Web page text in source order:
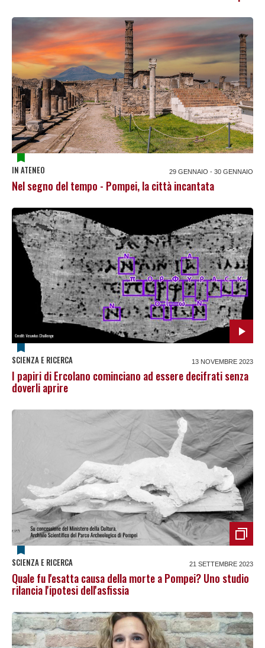
IN ATENEO 29 GENNAIO - 30 GENNAIO
Nel segno del tempo - Pompei, la città incantata
SCIENZA E RICERCA 13 NOVEMBRE 2023
I papiri di Ercolano cominciano ad essere decifrati senza
doverli aprire
SCIENZA E RICERCA 21 SETTEMBRE 2023
Quale fu l'esatta causa della morte a Pompei? Uno studio
rilancia l'ipotesi dell'asfissia